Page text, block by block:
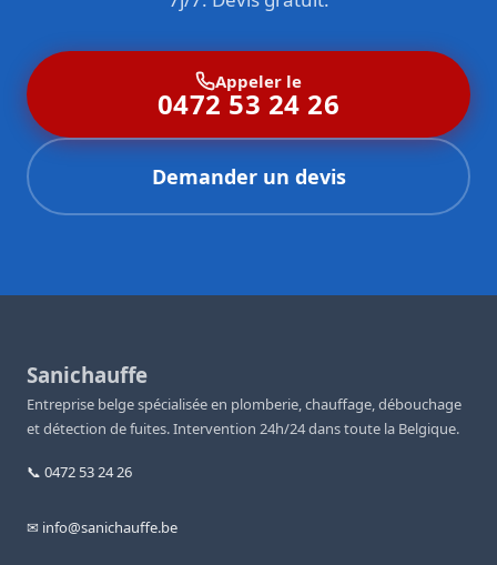
Appeler le
0472 53 24 26
Demander un devis
Sanichauffe
Entreprise belge spécialisée en plomberie, chauffage, débouchage
et détection de fuites. Intervention 24h/24 dans toute la Belgique.
📞 0472 53 24 26
✉ info@sanichauffe.be